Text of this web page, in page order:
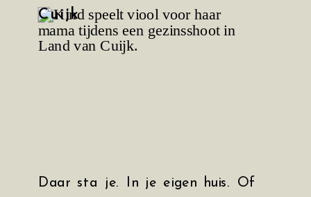
Cuijk
Daar sta je. In je eigen huis. Of